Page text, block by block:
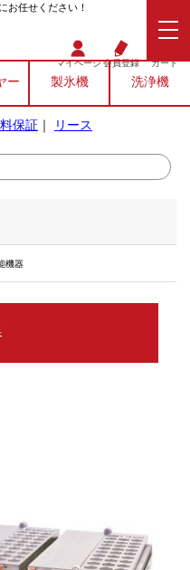
お任せください！
マイページ会員登録 カート
ー 製氷機 洗浄機
保証 ｜ リース
機器